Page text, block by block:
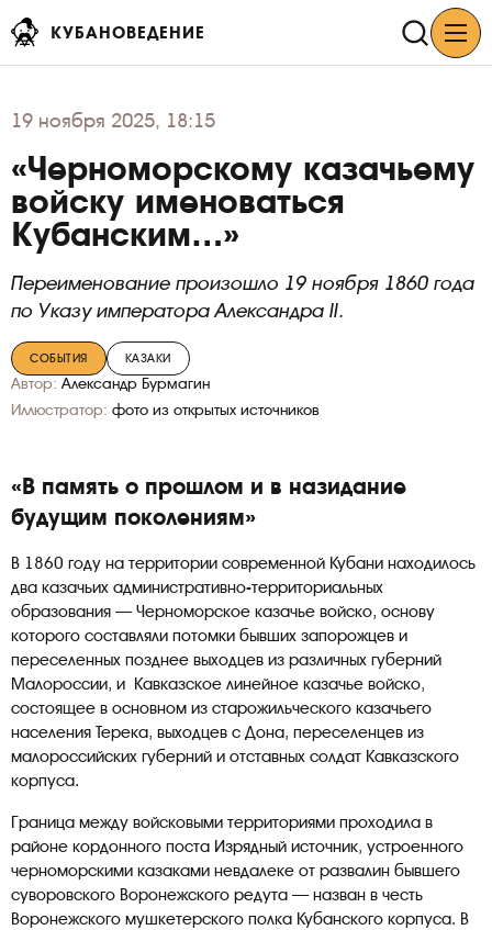
КУБАНОВЕДЕНИЕ
19 ноября 2025, 18:15
«Черноморскому казачьему
войску именоваться
Кубанским…»
Переименование произошло 19 ноября 1860 года
по Указу императора Александра II.
СОБЫТИЯ КАЗАКИ
Автор: Александр Бурмагин
Иллюстратор: фото из открытых источников
«В память о прошлом и в назидание
будущим поколениям»
В 1860 году на территории современной Кубани находилось
два казачьих административно-территориальных
образования — Черноморское казачье войско, основу
которого составляли потомки бывших запорожцев и
переселенных позднее выходцев из различных губерний
Малороссии, и Кавказское линейное казачье войско,
состоящее в основном из старожильческого казачьего
населения Терека, выходцев с Дона, переселенцев из
малороссийских губерний и отставных солдат Кавказского
корпуса.
Граница между войсковыми территориями проходила в
районе кордонного поста Изрядный источник, устроенного
черноморскими казаками невдалеке от развалин бывшего
суворовского Воронежского редута — назван в честь
Воронежского мушкетерского полка Кубанского корпуса. В